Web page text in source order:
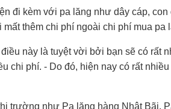
đi kèm với pa lăng như dây cáp, con
thêm chi phí ngoài chi phí mua pa
này là tuyệt vời bởi bạn sẽ có rất
chi phí. - Do đó, hiện nay có rất
trường như Pa lăng hàng Nhật Bãi.